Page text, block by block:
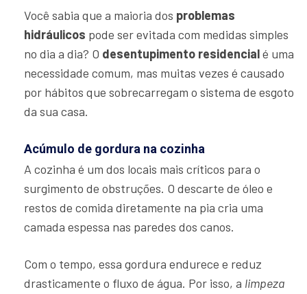
Você sabia que a maioria dos problemas
hidráulicos pode ser evitada com medidas simples
no dia a dia? O desentupimento residencialé uma
necessidade comum, mas muitas vezes é causado
por hábitos que sobrecarregam o sistema de esgoto
da sua casa.
Acúmulo de gordura na cozinha
A cozinha é um dos locais mais críticos para o
surgimento de obstruções. O descarte de óleo e
restos de comida diretamente na pia cria uma
camada espessa nas paredes dos canos.
Com o tempo, essa gordura endurece e reduz
drasticamente o fluxo de água. Por isso, a limpeza